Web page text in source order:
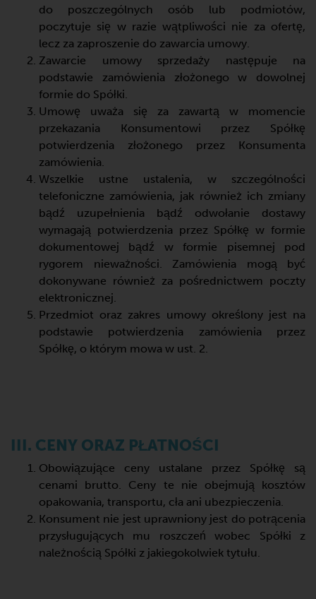
do poszczególnych osób lub podmiotów,
poczytuje się w razie wątpliwości nie za ofertę,
lecz za zaproszenie do zawarcia umowy.
Zawarcie umowy sprzedaży następuje na
podstawie zamówienia złożonego w dowolnej
formie do Spółki.
Umowę uważa się za zawartą w momencie
przekazania Konsumentowi przez Spółkę
potwierdzenia złożonego przez Konsumenta
zamówienia.
Wszelkie ustne ustalenia, w szczególności
telefoniczne zamówienia, jak również ich zmiany
bądź uzupełnienia bądź odwołanie dostawy
wymagają potwierdzenia przez Spółkę w formie
dokumentowej bądź w formie pisemnej pod
rygorem nieważności. Zamówienia mogą być
dokonywane również za pośrednictwem poczty
elektronicznej.
Przedmiot oraz zakres umowy określony jest na
podstawie potwierdzenia zamówienia przez
Spółkę, o którym mowa w ust. 2.
III. CENY ORAZ PŁATNOŚCI
Obowiązujące ceny ustalane przez Spółkę są
cenami brutto. Ceny te nie obejmują kosztów
opakowania, transportu, cła ani ubezpieczenia.
Konsument nie jest uprawniony jest do potrącenia
przysługujących mu roszczeń wobec Spółki z
należnością Spółki z jakiegokolwiek tytułu.